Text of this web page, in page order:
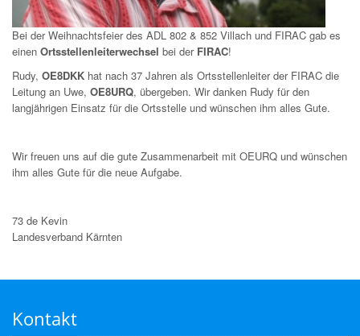
Bei der Weihnachtsfeier des ADL 802 & 852 Villach und FIRAC gab es
einen Ortsstellenleiterwechsel bei der FIRAC!
Rudy, OE8DKK hat nach 37 Jahren als Ortsstellenleiter der FIRAC die
Leitung an Uwe, OE8URQ, übergeben. Wir danken Rudy für den
langjährigen Einsatz für die Ortsstelle und wünschen ihm alles Gute.
Wir freuen uns auf die gute Zusammenarbeit mit OEURQ und wünschen
ihm alles Gute für die neue Aufgabe.
73 de Kevin
Landesverband Kärnten
Kontakt